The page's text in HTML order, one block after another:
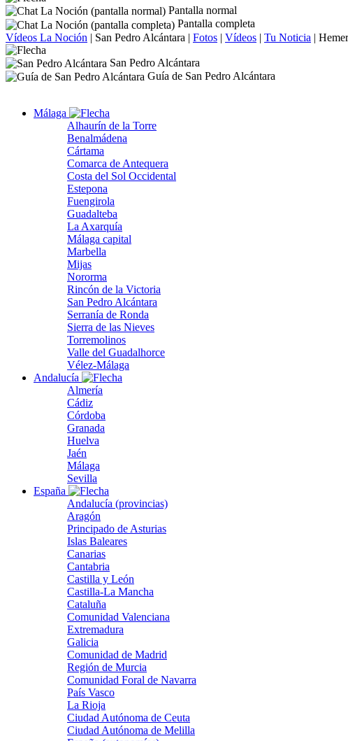
Pantalla normal
Pantalla completa
Vídeos La Noción | San Pedro Alcántara | Fotos | Vídeos | Tu Noticia |
San Pedro Alcántara
Guía de San Pedro Alcántara
Málaga
Alhaurín de la Torre
Benalmádena
Cártama
Comarca de Antequera
Costa del Sol Occidental
Estepona
Fuengirola
Guadalteba
La Axarquía
Málaga capital
Marbella
Mijas
Nororma
Rincón de la Victoria
San Pedro Alcántara
Serranía de Ronda
Sierra de las Nieves
Torremolinos
Valle del Guadalhorce
Vélez-Málaga
Andalucía
Almería
Cádiz
Córdoba
Granada
Huelva
Jaén
Málaga
Sevilla
España
Andalucía (provincias)
Aragón
Principado de Asturias
Islas Baleares
Canarias
Cantabria
Castilla y León
Castilla-La Mancha
Cataluña
Comunidad Valenciana
Extremadura
Galicia
Comunidad de Madrid
Región de Murcia
Comunidad Foral de Navarra
País Vasco
La Rioja
Ciudad Autónoma de Ceuta
Ciudad Autónoma de Melilla